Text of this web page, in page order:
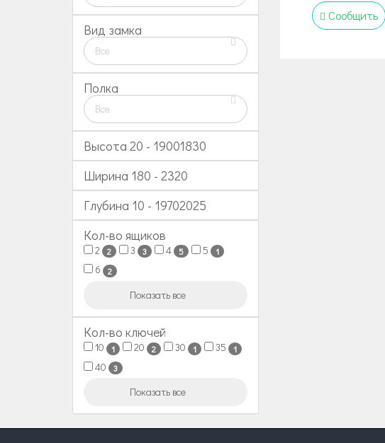
Вид замка
Все
Полка
Все
Высота 20 - 19001830
Ширина 180 - 2320
Глубина 10 - 19702025
Кол-во ящиков
2 2 3 3 4 5 5 1
6 2
Показать все
Кол-во ключей
10 1 20 2 30 1 35 1
40 3
Показать все
Сообщить